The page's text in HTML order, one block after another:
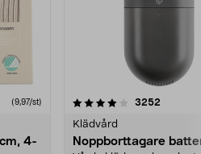
(9,97/st)
4-
3252
Klädvård
Noppborttagare
4.5av 5 stjärnor